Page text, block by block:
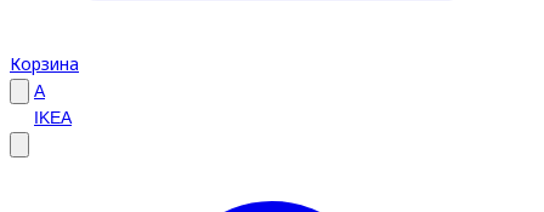
Корзина
A
IKEA